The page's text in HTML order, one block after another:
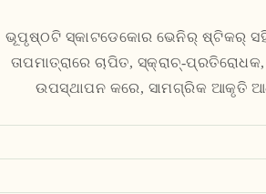
ଭୂପୃଷ୍ଠଟି ସ୍କାଟଡେକୋର ଭେନିର୍ ଷ୍ଟିକର୍
ତାପମାତ୍ରାରେ ଚାପିତ, ସ୍କ୍ରାଚ୍-
ଉପସ୍ଥାପନ କରେ, ସାମଗ୍ରିକ ଆକୃତି